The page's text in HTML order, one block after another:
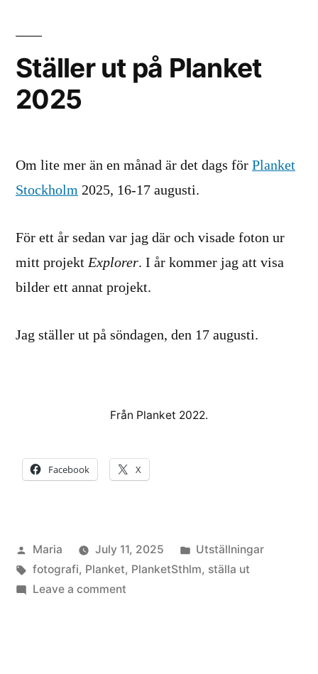
Ställer ut på Planket
2025
Om lite mer än en månad är det dags för Planket
Stockholm 2025, 16-17 augusti.
För ett år sedan var jag där och visade foton ur
mitt projektExplorer. I år kommer jag att visa
bilder ett annat projekt.
Jag ställer ut på söndagen, den 17 augusti.
Från Planket 2022.
Facebook X
Posted
by
Maria July 11, 2025
Posted
in
Utställningar
Tags:
fotografi, Planket, PlanketSthlm, ställa ut
Leave a commenton